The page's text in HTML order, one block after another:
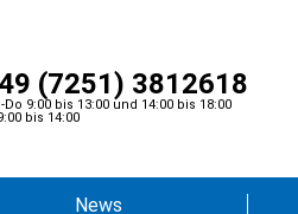
(7251) 3812618
Do 9:00 bis 13:00 und 14:00 bis 18:00
bis 14:00
News